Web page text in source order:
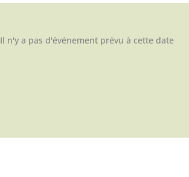
Il n'y a pas d'événement prévu à cette date